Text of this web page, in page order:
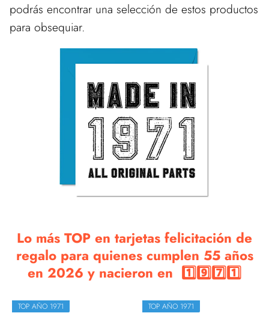
podrás encontrar una selección de estos productos
para obsequiar.
Lo más TOP en tarjetas felicitación de
regalo para quienes cumplen 55 años
en 2026 y nacieron en 1️⃣9️⃣7️⃣1️⃣
TOP AÑO 1971 TOP AÑO 1971